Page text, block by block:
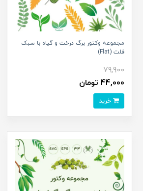
مجموعه وکتور برگ درخت و گیاه با سبک
فلت (Flat)
79,900
44,000 تومان
خرید